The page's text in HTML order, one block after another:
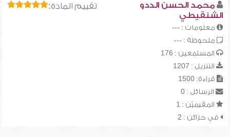
تقييم المادة:
محمد الحسن الددو
الشنقيطي
معلومات : ---
ملحوظة : ---
المستمعين : 176
التنزيل : 1207
قراءة: 1500
الرسائل : 0
المقيميّن : 1
في خزائن : 2